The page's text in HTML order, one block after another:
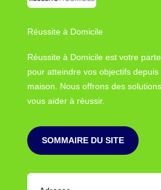
Réussite à Domicile
Réussite à Domicile est votre
pour atteindre vos objectifs
maison. Nous offrons des
vous aider à réussir.
SOMMAIRE DU SITE